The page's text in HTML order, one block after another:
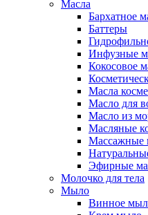
Масла
Бархатное
Баттеры
Инфузные
Кокосовое
Масла
Масло для
Масло из
Масляные
Массажные
Эфирные
Молочко для тела
Мыло
Винное